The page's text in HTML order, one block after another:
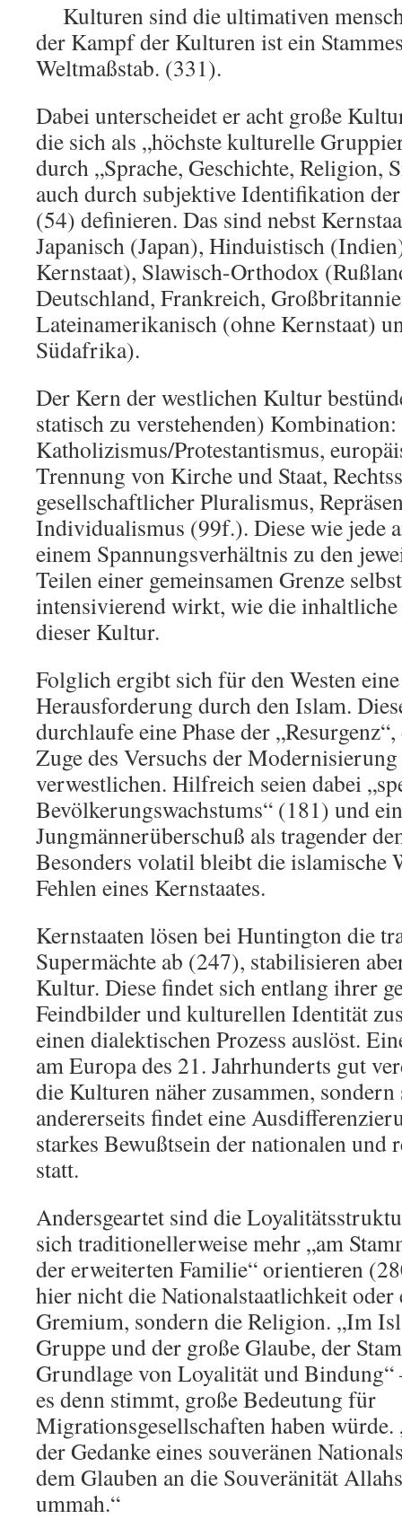
Kulturen sind die ultimativen
der Kampf der Kulturen ist ein
Weltmaßstab. (331).
Dabei unterscheidet er acht große
die sich als „höchste kulturelle
durch „Sprache, Geschichte, Religion,
auch durch subjektive Identifikation
(54) definieren. Das sind nebst
Japanisch (Japan), Hinduistisch
Kernstaat), Slawisch-Orthodox
Deutschland, Frankreich,
Lateinamerikanisch (ohne Kernstaat)
Südafrika).
Der Kern der westlichen Kultur
statisch zu verstehenden)
Katholizismus/Protestantismus,
Trennung von Kirche und Staat,
gesellschaftlicher Pluralismus,
Individualismus (99f.). Diese wie jede
einem Spannungsverhältnis zu den
Teilen einer gemeinsamen Grenze
intensivierend wirkt, wie die inhaltliche
dieser Kultur.
Folglich ergibt sich für den Westen
Herausforderung durch den Islam.
durchlaufe eine Phase der
Zuge des Versuchs der
verwestlichen. Hilfreich seien dabei
Bevölkerungswachstums“ (181) und ein
Jungmännerüberschuß als tragender
Besonders volatil bleibt die islamische
Fehlen eines Kernstaates.
Kernstaaten lösen bei Huntington die
Supermächte ab (247), stabilisieren
Kultur. Diese findet sich entlang ihrer
Feindbilder und kulturellen Identität
einen dialektischen Prozess auslöst.
am Europa des 21. Jahrhunderts gut
die Kulturen näher zusammen, sondern
andererseits findet eine
starkes Bewußtsein der nationalen und
statt.
Andersgeartet sind die
sich traditionellerweise mehr „am
der erweiterten Familie“ orientieren
hier nicht die Nationalstaatlichkeit oder
Gremium, sondern die Religion. „Im
Gruppe und der große Glaube, der
Grundlage von Loyalität und Bindung“
es denn stimmt, große Bedeutung für
Migrationsgesellschaften haben
der Gedanke eines souveränen
dem Glauben an die Souveränität
ummah.“